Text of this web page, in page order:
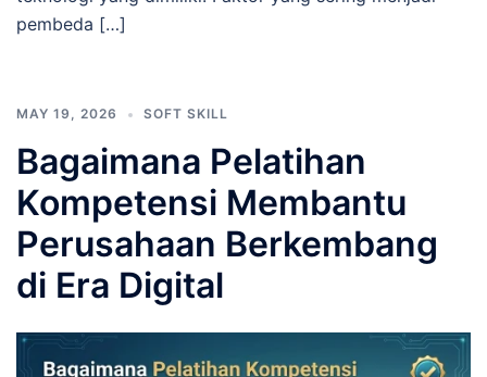
pembeda […]
MAY 19, 2026 SOFT SKILL
Bagaimana Pelatihan
Kompetensi Membantu
Perusahaan Berkembang
di Era Digital